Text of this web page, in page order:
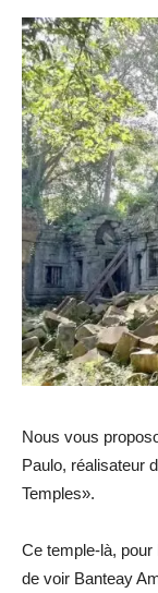
Nous vous
Paulo, réalisateur
Temples».
Ce temple-là, pour
de voir Banteay